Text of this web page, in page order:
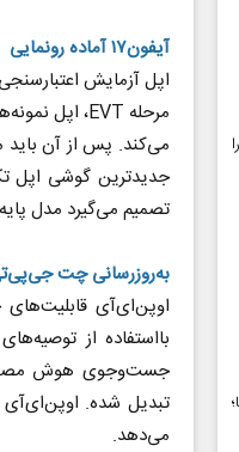
آیفون۱۷ آماده رونمایی
جدیدترین گوشی اپل
تصمیم می‌گیرد مدل پایه آیفون ۱۷ با رم
به‌روزرسانی چت
اوپن‌ای‌‌آی
بااستفاده از
جست‌وجوی هوش مصنوعی
تبدیل شده. اوپن‌ای‌آی
می‌دهد.